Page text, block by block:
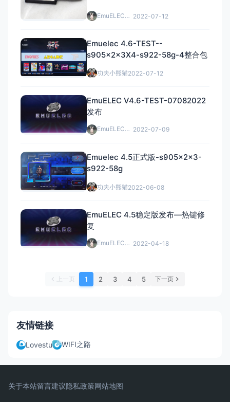
EmuELEC中文网 2022-07-12
Emuelec 4.6-TEST--
s905x2x3X4-s922-58g-4整合包
功夫小熊猫2022-07-12
EmuELEC V4.6-TEST-07082022
发布
EmuELEC中文网 2022-07-09
Emuelec 4.5正式版-s905x2x3-
s922-58g
功夫小熊猫2022-06-08
EmuELEC 4.5稳定版发布—热键修
复
EmuELEC中文网 2022-04-18
上一页 1 2 3 4 5 下一页
友情链接
Lovestu WIFI之路
关于本站留言建议隐私政策网站地图